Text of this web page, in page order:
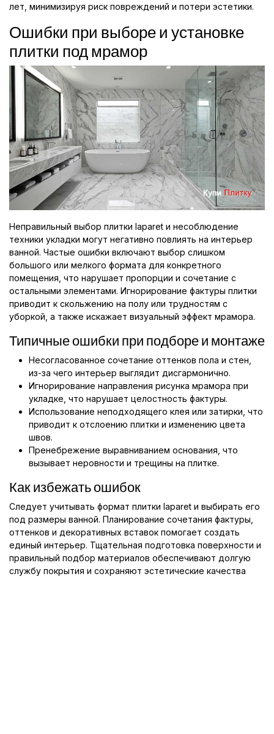
лет, минимизируя риск повреждений и потери эстетики.
Ошибки при выборе и установке
плитки под мрамор
Неправильный выбор плитки laparet и несоблюдение
техники укладки могут негативно повлиять на интерьер
ванной. Частые ошибки включают выбор слишком
большого или мелкого формата для конкретного
помещения, что нарушает пропорции и сочетание с
остальными элементами. Игнорирование фактуры плитки
приводит к скольжению на полу или трудностям с
уборкой, а также искажает визуальный эффект мрамора.
Типичные ошибки при подборе и монтаже
Несогласованное сочетание оттенков пола и стен,
из-за чего интерьер выглядит дисгармонично.
Игнорирование направления рисунка мрамора при
укладке, что нарушает целостность фактуры.
Использование неподходящего клея или затирки, что
приводит к отслоению плитки и изменению цвета
швов.
Пренебрежение выравниванием основания, что
вызывает неровности и трещины на плитке.
Как избежать ошибок
Следует учитывать формат плитки laparet и выбирать его
под размеры ванной. Планирование сочетания фактуры,
оттенков и декоративных вставок помогает создать
единый интерьер. Тщательная подготовка поверхности и
правильный подбор материалов обеспечивают долгую
службу покрытия и сохраняют эстетические качества